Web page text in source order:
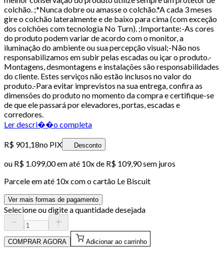
colchão. ;*Nunca dobre ou amasse o colchão.*A cada 3 meses
gire o colchão lateralmente e de baixo para cima (com exceção
dos colchões com tecnologia No Turn). ;Importante:-As cores
do produto podem variar de acordo com o monitor, a
iluminação do ambiente ou sua percepção visual;-Não nos
responsabilizamos em subir pelas escadas ou içar o produto.-
Montagens, desmontagens e instalações são responsabilidades
do cliente. Estes serviços não estão inclusos no valor do
produto.-Para evitar imprevistos na sua entrega, confira as
dimensões do produto no momento da compra e certifique-se
de que ele passará por elevadores, portas, escadas e
corredores.
Ler descri��o completa
R$ 901,18no PIX Desconto
ou R$ 1.099,00em até 10x de R$ 109,90 sem juros
Parcele em até 10x com o cartão Le Biscuit
Ver mais formas de pagamento
Selecione ou digite a quantidade desejada
COMPRAR AGORA Adicionar ao carrinho